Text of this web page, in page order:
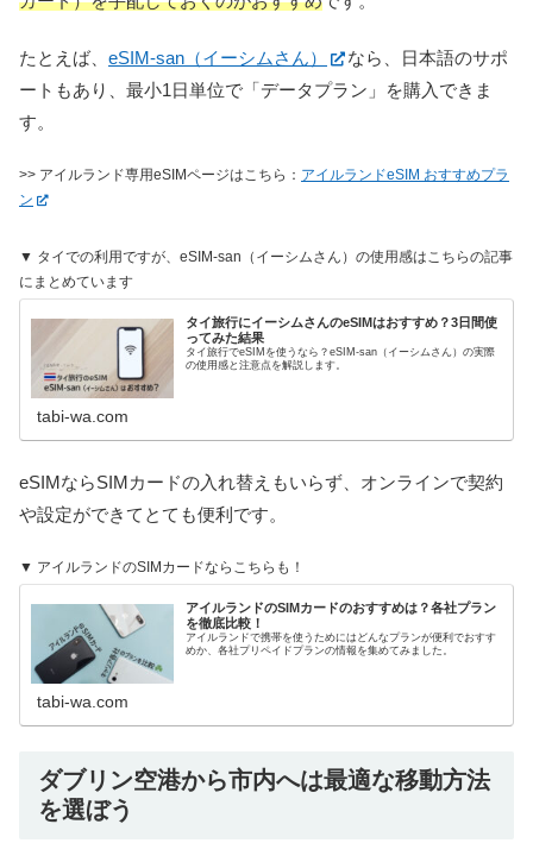
たとえば、 eSIM-san（イーシムさん）
なら、日本語のサポ
ートもあり、最小1日単位で「データプラン」を購入できま
す。
>> アイルランド専用eSIMページはこちら： アイルランドeSIM おすすめプラ
ン
▼ タイでの利用ですが、eSIM-san（イーシムさん）の使用感はこちらの記事
にまとめています
タイ旅行にイーシムさんのeSIMはおすすめ？3日間使
ってみた結果
タイ旅行でeSIMを使うなら？eSIM-san（イーシムさん）の実際
の使用感と注意点を解説します。
tabi-wa.com
eSIMならSIMカードの入れ替えもいらず、オンラインで契約
や設定ができてとても便利です。
▼ アイルランドのSIMカードならこちらも！
アイルランドのSIMカードのおすすめは？各社プラン
を徹底比較！
アイルランドで携帯を使うためにはどんなプランが便利でおすす
めか、各社プリペイドプランの情報を集めてみました。
tabi-wa.com
ダブリン空港から市内へは最適な移動方法
を選ぼう